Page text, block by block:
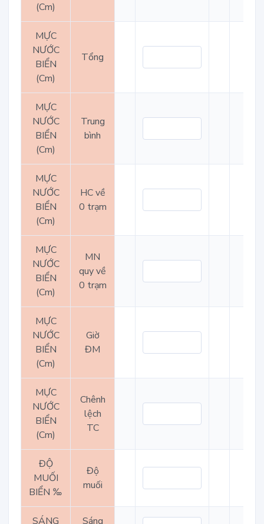
(Cm)
MỰC
NƯỚC
BIỂN
(Cm)
Tổng
MỰC
NƯỚC
BIỂN
(Cm)
Trung
bình
MỰC
NƯỚC
BIỂN
(Cm)
HC về
0 trạm
MỰC
NƯỚC
BIỂN
(Cm)
MN
quy về
0 trạm
MỰC
NƯỚC
BIỂN
(Cm)
Giờ
ĐM
MỰC
NƯỚC
BIỂN
(Cm)
Chênh
lệch
TC
ĐỘ
MUỐI
BIỂN ‰
Độ
muối
SÁNG Sáng